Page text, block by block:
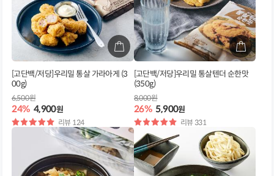
[고단백/저당]우리밀 통살 가라아게 (3
00g)
24% 4,900원
6,500원
별
점
리뷰 124
[고단백/저당]우리밀 통살텐더 순한맛
(350g)
26% 5,900원
8,000원
별
점
리뷰 331